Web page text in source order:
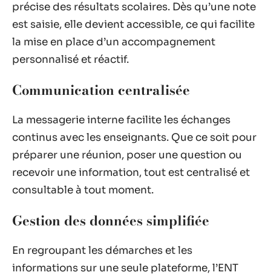
précise des résultats scolaires. Dès qu’une note
est saisie, elle devient accessible, ce qui facilite
la mise en place d’un accompagnement
personnalisé et réactif.
Communication centralisée
La messagerie interne facilite les échanges
continus avec les enseignants. Que ce soit pour
préparer une réunion, poser une question ou
recevoir une information, tout est centralisé et
consultable à tout moment.
Gestion des données simplifiée
En regroupant les démarches et les
informations sur une seule plateforme, l’ENT